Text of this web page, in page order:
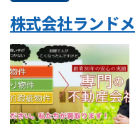
株式会社ランド